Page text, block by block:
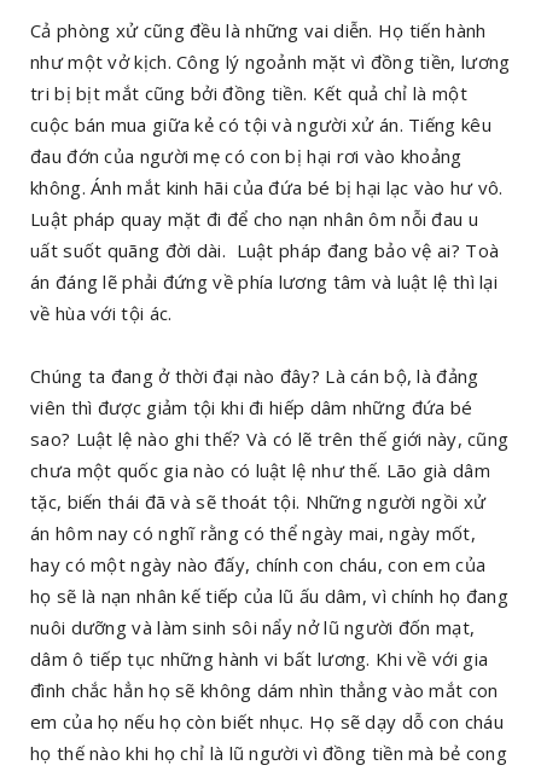
Cả phòng xử cũng đều là những vai diễn. Họ tiến hành
như một vở kịch. Công lý ngoảnh mặt vì đồng tiền, lương
tri bị bịt mắt cũng bởi đồng tiền. Kết quả chỉ là một
cuộc bán mua giữa kẻ có tội và người xử án. Tiếng kêu
đau đớn của người mẹ có con bị hại rơi vào khoảng
không. Ánh mắt kinh hãi của đứa bé bị hại lạc vào hư vô.
Luật pháp quay mặt đi để cho nạn nhân ôm nỗi đau u
uất suốt quãng đời dài. Luật pháp đang bảo vệ ai? Toà
án đáng lẽ phải đứng về phía lương tâm và luật lệ thì lại
về hùa với tội ác.
Chúng ta đang ở thời đại nào đây? Là cán bộ, là đảng
viên thì được giảm tội khi đi hiếp dâm những đứa bé
sao? Luật lệ nào ghi thế? Và có lẽ trên thế giới này, cũng
chưa một quốc gia nào có luật lệ như thế. Lão già dâm
tặc, biến thái đã và sẽ thoát tội. Những người ngồi xử
án hôm nay có nghĩ rằng có thể ngày mai, ngày mốt,
hay có một ngày nào đấy, chính con cháu, con em của
họ sẽ là nạn nhân kế tiếp của lũ ấu dâm, vì chính họ đang
nuôi dưỡng và làm sinh sôi nẩy nở lũ người đốn mạt,
dâm ô tiếp tục những hành vi bất lương. Khi về với gia
đình chắc hẳn họ sẽ không dám nhìn thẳng vào mắt con
em của họ nếu họ còn biết nhục. Họ sẽ dạy dỗ con cháu
họ thế nào khi họ chỉ là lũ người vì đồng tiền mà bẻ cong